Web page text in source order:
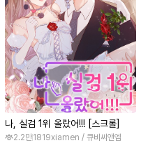
나, 실검 1위 올랐어!!! [스크롤]
2.2만1819xiamen / 큐비씨앤엠